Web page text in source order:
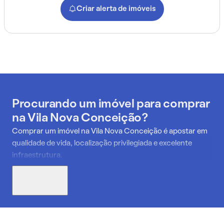
Criar alerta de imóveis
Procurando um imóvel para comprar
na Vila Nova Conceição?
Comprar um imóvel na Vila Nova Conceição é apostar em
qualidade de vida, localização privilegiada e excelente
infraestrutura.